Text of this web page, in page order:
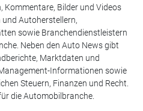
Bilder und Videos
Autoherstellern,
sowie Branchendienstleistern
Neben den Auto News gibt
Marktdaten und
Informationen sowie
Steuern, Finanzen und Recht.
die Automobilbranche.